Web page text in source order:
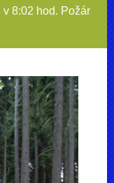
v 8:02 hod. Požár